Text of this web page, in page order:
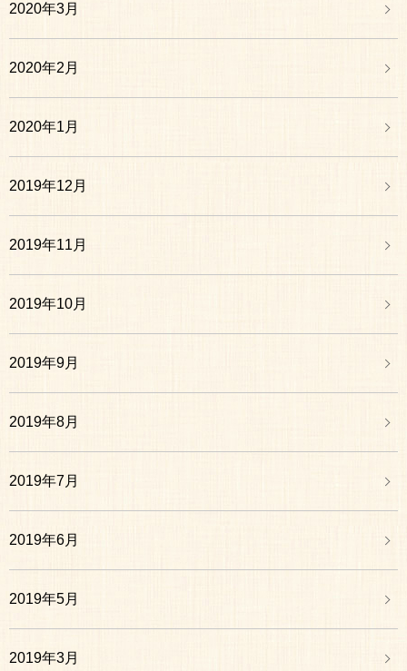
2020年3月
2020年2月
2020年1月
2019年12月
2019年11月
2019年10月
2019年9月
2019年8月
2019年7月
2019年6月
2019年5月
2019年3月